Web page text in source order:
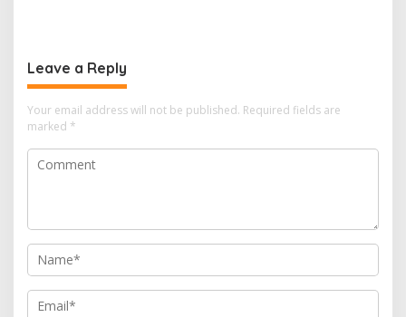
Leave a Reply
Your email address will not be published. Required fields are
marked *